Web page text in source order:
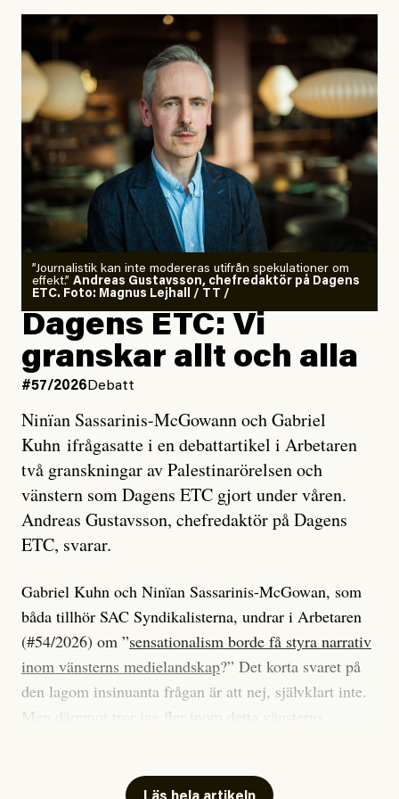
”Journalistik kan inte modereras utifrån spekulationer om
effekt.” Andreas Gustavsson, chefredaktör på Dagens
ETC. Foto: Magnus Lejhall / TT /
Dagens ETC: Vi
granskar allt och alla
#57/2026 Debatt
Ninïan Sassarinis-McGowann och Gabriel
Kuhn ifrågasatte i en debattartikel i Arbetaren
två granskningar av Palestinarörelsen och
vänstern som Dagens ETC gjort under våren.
Andreas Gustavsson, chefredaktör på Dagens
ETC, svarar.
Gabriel Kuhn och Ninïan Sassarinis-McGowan, som
båda tillhör SAC Syndikalisterna, undrar i Arbetaren
(#54/2026) om ”sensationalism borde få styra narrativ
inom vänsterns medielandskap?” Det korta svaret på
den lagom insinuanta frågan är att nej, självklart inte.
Men däremot tror jag fler inom detta vänsterns
journalistik som vänder sig till många snarare än att